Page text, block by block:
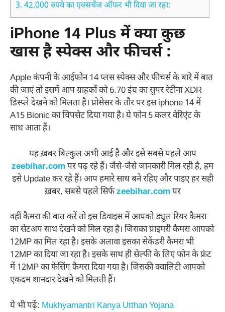
3. 42,000 रुपये का एक्सचेंज ऑफर भी दिया जा रहा:
iPhone 14 Plus में क्या कुछ
खास है स्पेक्स और फीचर्स:
Apple कंपनी के आईफोन 14 प्लस स्पेक्स और फीचर्स के बारे में बात
की जाएं तो इसमें आप ग्राहकों को 6.70 इंच का सुपर रेटीना XDR
डिस्प्ले देखने को मिलता है। प्रोसेसर के तौर पर इस iphone 14 में
A15 Bionic का चिपसेट दिया गया है। ये फोन 5 कलर वेरिएंट के
साथ आता हैं।
यह ख़बर बिल्कुल अभी आई है और इसे सबसे पहले आप
zeebihar.com पर पढ़ रहे हैं। जैसे-जैसे जानकारी मिल रही है, हम
इसे Update कर रहे हैं। आप हमारे साथ बने रहिए और पाइए हर सही
ख़बर, सबसे पहले सिर्फzeebihar.com पर
वहीं कैमरा की बात करें तो इस डिवाइस में आपको ड्यूल रियर कैमरा
का सेटअप साथ देखने को मिल रहा है। जिसका प्राइमरी कैमरा आपको
12MP का मिल रहा है। इसके अलावा इसका सेकेंडरी कैमरा भी
12MP का दिया जा रहा है। इसके साथ ही सेल्फी के लिए फोन के फ्रंट
में 12MP का फेसिंग कैमरा दिया गया है। जिसकी क्वालिटी आपको
एकदम शानदार देखने को मिलती हैं।
ये भी पढ़ें: Mukhyamantri Kanya Utthan Yojana